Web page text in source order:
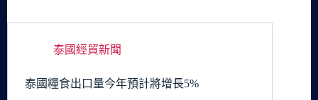
泰國經貿新聞
泰國糧食出口量今年預計將增長5%